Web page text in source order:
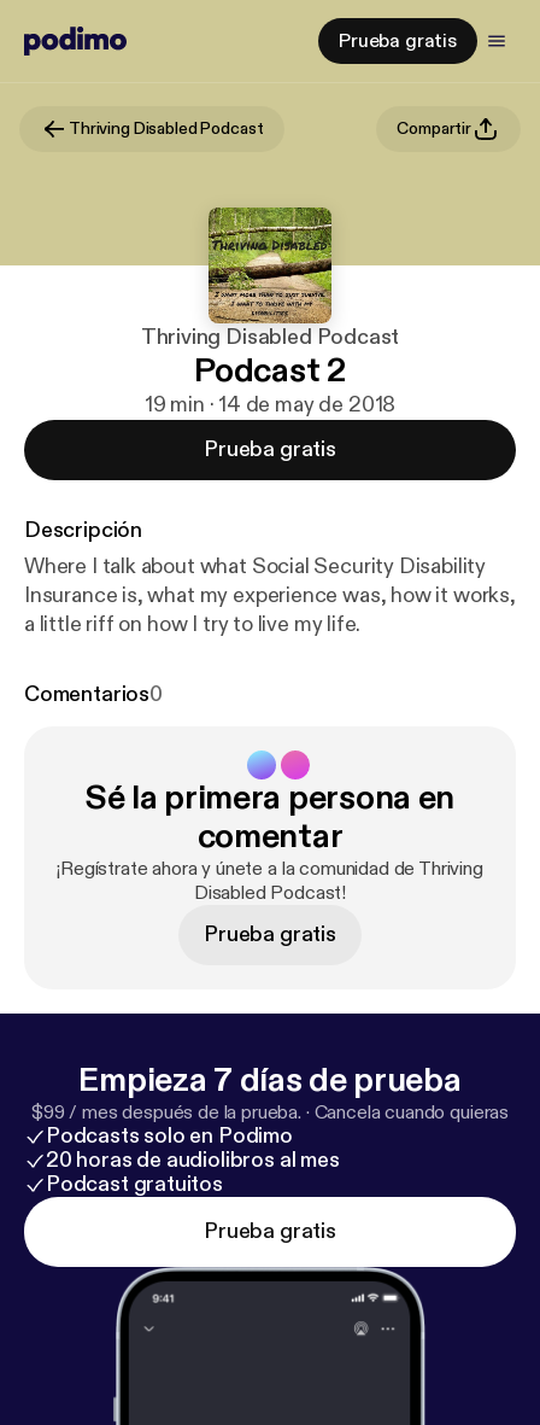
Prueba gratis
Thriving Disabled Podcast Compartir
Thriving Disabled Podcast
Podcast 2
19 min · 14 de may de 2018
Prueba gratis
Descripción
Where I talk about what Social Security Disability
Insurance is, what my experience was, how it works,
a little riff on how I try to live my life.
Comentarios0
Sé la primera persona en
comentar
¡Regístrate ahora y únete a la comunidad de Thriving
Disabled Podcast!
Prueba gratis
Empieza 7 días de prueba
$99 / mes después de la prueba. · Cancela cuando quieras
Podcasts solo en Podimo
20 horas de audiolibros al mes
Podcast gratuitos
Prueba gratis